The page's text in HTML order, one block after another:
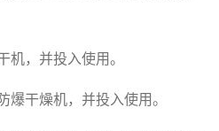
机，并投入使用。
爆干燥机，并投入使用。